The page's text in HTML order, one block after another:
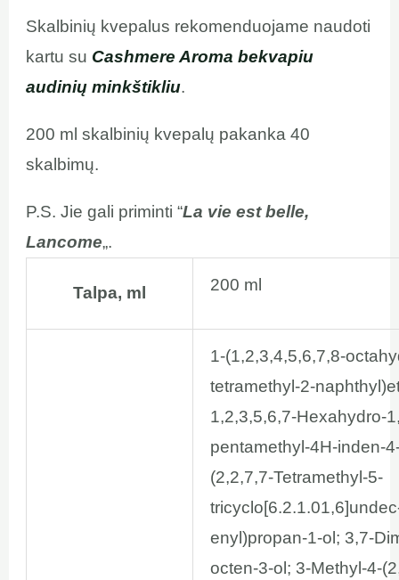
Skalbinių kvepalus rekomenduojame naudoti
kartu su Cashmere Aroma bekvapiu
audinių minkštikliu.
200 ml skalbinių kvepalų pakanka 40
skalbimų.
P.S. Jie gali priminti “La vie est belle,
Lancome„.
Talpa, ml 200 ml
1-(1,2,3,4,5,6,7,8-
tetramethyl-2-
1,2,3,5,6,7-Hexahydro-
pentamethyl-4H-inden-
(2,2,7,7-Tetramethyl-5-
enyl)propan-1-ol; 3,7-
octen-3-ol; 3-Methyl-4-